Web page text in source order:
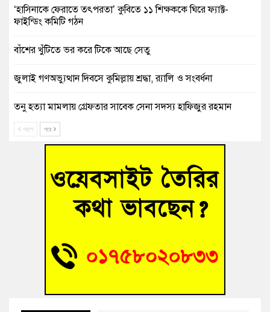
‘হাসিনাকে ফেরাতে তৎপরতা’ কুবিতে ১১ শিক্ষককে ঘিরে ফ্যাক্ট-
ফাইন্ডিং কমিটি গঠন
বাঁশের খুঁটিতে ভর করে টিকে আছে সেতু
জুলাই গণঅভ্যুত্থান দিবসে কুমিল্লায় শ্রদ্ধা, র‍্যালি ও সংবর্ধনা
তনু হত্যা মামলায় গ্রেফতার সাবেক সেনা সদস্য হাফিজুর রহমান
আহত শিক্ষার্থীদের দেখতে গিয়ে মেডিকেলের ক্যান্টিনে অবরুদ্ধ জবি
হোমনায় বিধবা নারীর জমি দখল ও জীবননাশের হুমকির অভিযোগ
বুড়িচংয়ে অতিথি পাখির আবাসস্থল সংরক্ষণে প্রশাসনের উদ্যোগ; ৯
বুড়িচংয়ে জুলাই গণঅভ্যুত্থান দিবস উদযাপন উপলক্ষে প্রস্তুতিমূলক
আগে পরে